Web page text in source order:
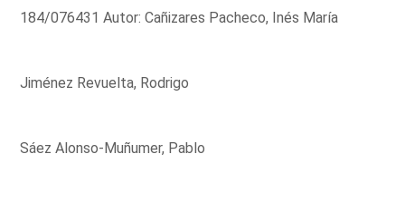
184/076431 Autor: Cañizares Pacheco, Inés María
Jiménez Revuelta, Rodrigo
Sáez Alonso-Muñumer, Pablo